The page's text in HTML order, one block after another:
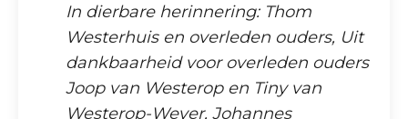
In dierbare herinnering: Thom
Westerhuis en overleden ouders, Uit
dankbaarheid voor overleden ouders
Joop van Westerop en Tiny van
Westerop-Wever, Johannes